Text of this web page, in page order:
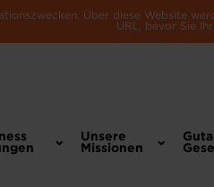
Über diese Website
URL, bevor Sie
Unsere
Missionen